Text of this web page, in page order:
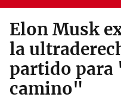
Elon Musk
la
partido para
camino"